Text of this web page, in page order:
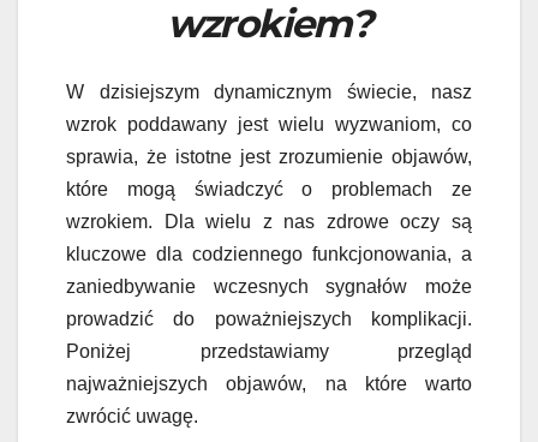
wzrokiem?
W dzisiejszym dynamicznym świecie, nasz
wzrok poddawany jest wielu wyzwaniom, co
sprawia, że istotne jest zrozumienie objawów,
które mogą świadczyć o problemach ze
wzrokiem. Dla wielu z nas zdrowe oczy są
kluczowe dla codziennego funkcjonowania, a
zaniedbywanie wczesnych sygnałów może
prowadzić do poważniejszych komplikacji.
Poniżej przedstawiamy przegląd
najważniejszych objawów, na które warto
zwrócić uwagę.